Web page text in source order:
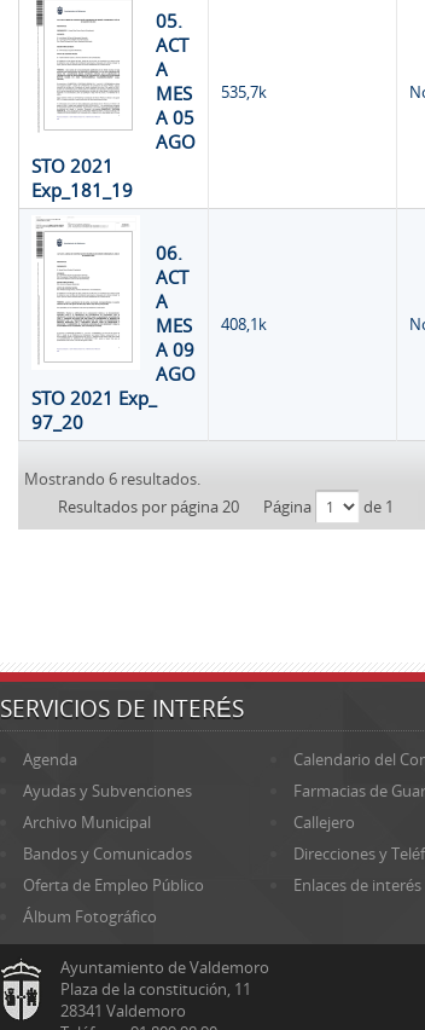
05.
ACT
A
MES
A 05
AGO
STO 2021
Exp_181_19
535,7k
06.
ACT
A
MES
A 09
AGO
STO 2021 Exp_
97_20
408,1k
Mostrando 6 resultados.
Resultados por página 20
Página de 1
SERVICIOS DE INTERÉS
Agenda
Calendario del
Ayudas y Subvenciones
Farmacias de
Archivo Municipal
Callejero
Bandos y Comunicados
Direcciones y
Oferta de Empleo Público
Enlaces de interés
Álbum Fotográfico
Ayuntamiento de Valdemoro
Plaza de la constitución, 11
28341 Valdemoro